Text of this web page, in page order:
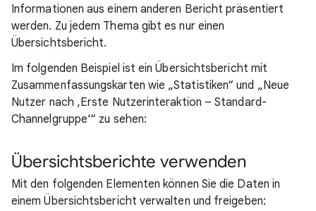
Informationen aus einem anderen Bericht präsentiert
werden. Zu jedem Thema gibt es nur einen
Übersichtsbericht.
Im folgenden Beispiel ist ein Übersichtsbericht mit
Zusammenfassungskarten wie „Statistiken“ und „Neue
Nutzer nach ‚Erste Nutzerinteraktion – Standard-
Channelgruppe‘“ zu sehen:
Übersichtsberichte verwenden
Mit den folgenden Elementen können Sie die Daten in
einem Übersichtsbericht verwalten und freigeben: